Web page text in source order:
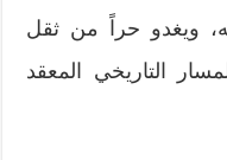
ويغدو حراً من ثقل
التاريخي المعقد